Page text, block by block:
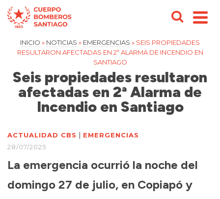
INICIO » NOTICIAS » EMERGENCIAS » SEIS PROPIEDADES
RESULTARON AFECTADAS EN 2ª ALARMA DE INCENDIO EN
SANTIAGO
Seis propiedades resultaron
afectadas en 2ª Alarma de
Incendio en Santiago
ACTUALIDAD CBS | EMERGENCIAS
28/07/2025
La emergencia ocurrió la noche del
domingo 27 de julio, en Copiapó y